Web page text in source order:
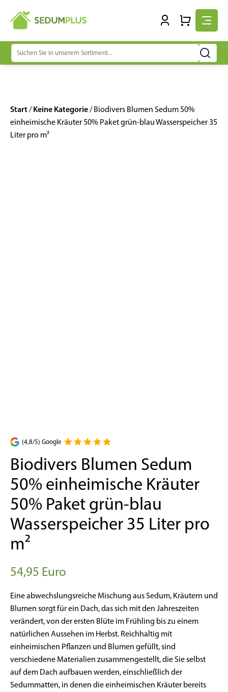
Suchen
nach:
Start/Keine Kategorie/ Biodivers Blumen Sedum 50%
einheimische Kräuter 50% Paket grün-blau Wasserspeicher 35
Liter pro m²
(4,8/5) Google
Biodivers Blumen Sedum
50% einheimische Kräuter
50% Paket grün-blau
Wasserspeicher 35 Liter pro
m²
54,95 Euro
Eine abwechslungsreiche Mischung aus Sedum, Kräutern und
Blumen sorgt für ein Dach, das sich mit den Jahreszeiten
verändert, von der ersten Blüte im Frühling bis zu einem
natürlichen Aussehen im Herbst. Reichhaltig mit
einheimischen Pflanzen und Blumen gefüllt, sind
verschiedene Materialien zusammengestellt, die Sie selbst
auf dem Dach aufbauen werden, einschließlich der
Sedummatten, in denen die einheimischen Kräuter bereits